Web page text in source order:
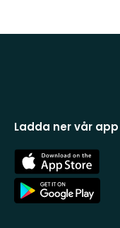
Ladda ner vår app
App
Store
App
Store